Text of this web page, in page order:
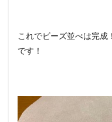
これでビーズ並べは完
です！